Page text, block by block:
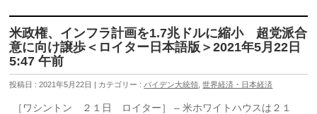
米政権、インフラ計画を1.7兆ドルに縮小 超党派合
意に向け譲歩＜ロイター日本語版＞2021年5月22日
5:47 午前
投稿日 : 2021年5月22日 | カテゴリー : バイデン大統領 ,世界経済・日本経済
［ワシントン ２１日 ロイター］ – 米ホワイトハウスは２１